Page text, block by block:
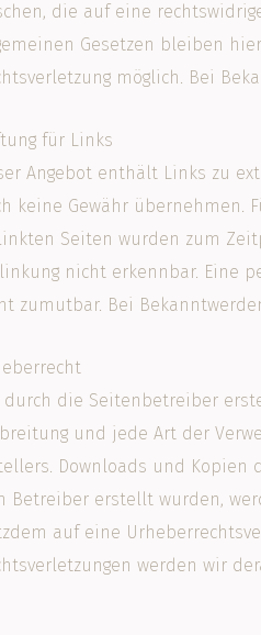
die auf eine
Gesetzen bleiben
möglich. Bei
für Links
Angebot enthält Links zu
keine Gewähr übernehmen.
Seiten wurden zum
nicht erkennbar. Eine
zumutbar. Bei
durch die Seitenbetreiber
und jede Art der
Downloads und
Betreiber erstellt wurden,
auf eine
werden wir